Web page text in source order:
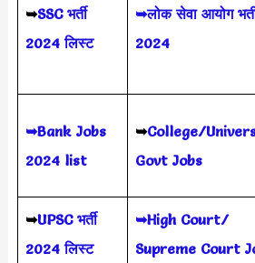
➥SSC भर्ती
2024 लिस्ट
➥लोक सेवा आयोग
2024
➥Bank Jobs
2024 list
➥College/
Govt Jobs
➥UPSC भर्ती
2024 लिस्ट
➥High Court/
Supreme Court